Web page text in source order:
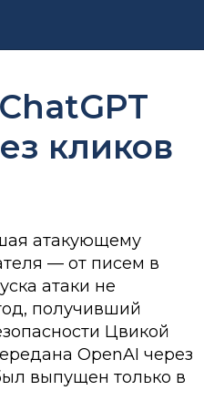
кликов
атакующему
— от писем в
атаки не
получивший
Цвикой
OpenAI через
выпущен только в